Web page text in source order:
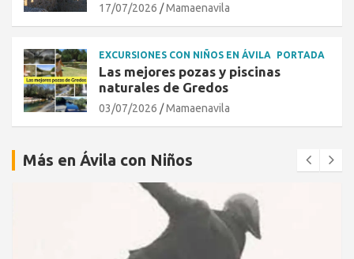
17/07/2026 Mamaenavila
EXCURSIONES CON NIÑOS EN ÁVILA PORTADA
Las mejores pozas y piscinas
naturales de Gredos
03/07/2026 Mamaenavila
Más en Ávila con Niños